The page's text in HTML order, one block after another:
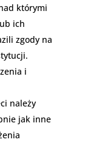
którymi
ich
zgody na
i
należy
jak inne